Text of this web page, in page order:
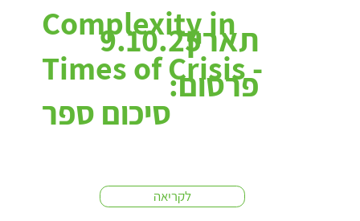
Complexity in
Times of Crisis -
סיכום ספר
לקריאה
9.10.25תאריך
פרסום: